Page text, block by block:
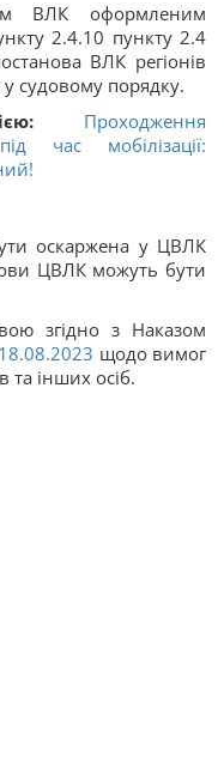
ВЛК оформленим
2.4.10 пункту 2.4
ВЛК регіонів
судовому порядку.
Проходження
час мобілізації:
оскаржена у ЦВЛК
ЦВЛК можуть бути
згідно з Наказом
щодо вимог
та інших осіб.